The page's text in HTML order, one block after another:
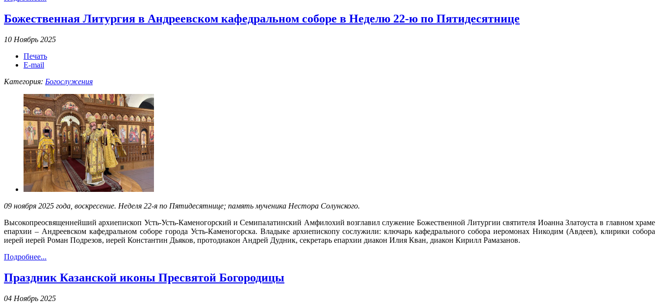
Божественная Литургия в Андреевском кафедральном соборе в Неделю 22-ю по Пятидесятнице
10 Ноябрь 2025
Печать
E-mail
Категория: Богослужения
09 ноября 2025 года, воскресение. Неделя 22-я по Пятидесятнице; память мученика Нестора Солунского.
Высокопреосвященнейший архиепископ Усть-Усть-Каменогорский и Семипалатинский Амфилохий возглавил служение Божественной Литургии святителя Иоанна Златоуста в главном храме
епархии – Андреевском кафедральном соборе города Усть-Каменогорска. Владыке архиепископу сослужили: ключарь кафедрального собора иеромонах Никодим (Авдеев), клирики собора
иерей иерей Роман Подрезов, иерей Константин Дьяков, протодиакон Андрей Дудник, секретарь епархии диакон Илия Кван, диакон Кирилл Рамазанов.
Подробнее...
Праздник Казанской иконы Пресвятой Богородицы
04 Ноябрь 2025